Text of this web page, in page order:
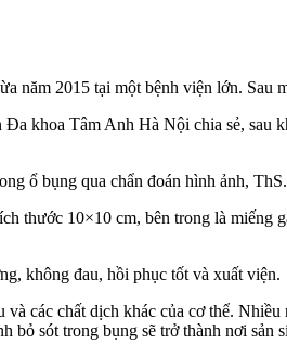
năm 2015 tại một bệnh viện lớn.
khoa Tâm Anh Hà Nội chia sẻ, sau
ổ bụng qua chẩn đoán hình ảnh,
thước 10×10 cm, bên trong là
không đau, hồi phục tốt và xuất viện.
các chất dịch khác của cơ thể.
bỏ sót trong bụng sẽ trở thành nơi